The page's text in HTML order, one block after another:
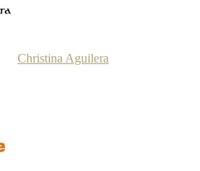
Christina Aguilera